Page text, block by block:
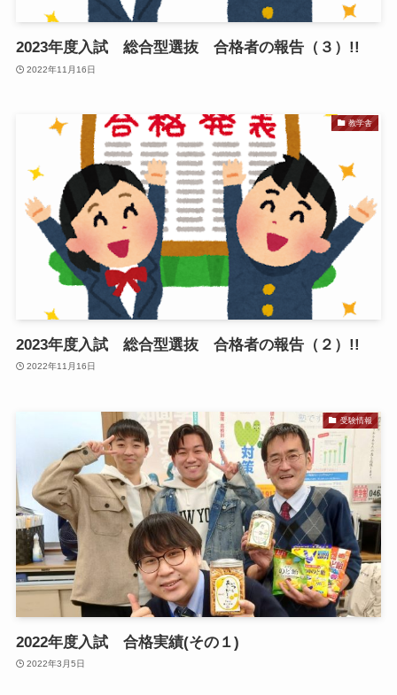
2023年度入試 総合型選抜 合格者の報告（３）!!
2022年11月16日
教学舎
2023年度入試 総合型選抜 合格者の報告（２）!!
2022年11月16日
受験情報
2022年度入試 合格実績(その１)
2022年3月5日